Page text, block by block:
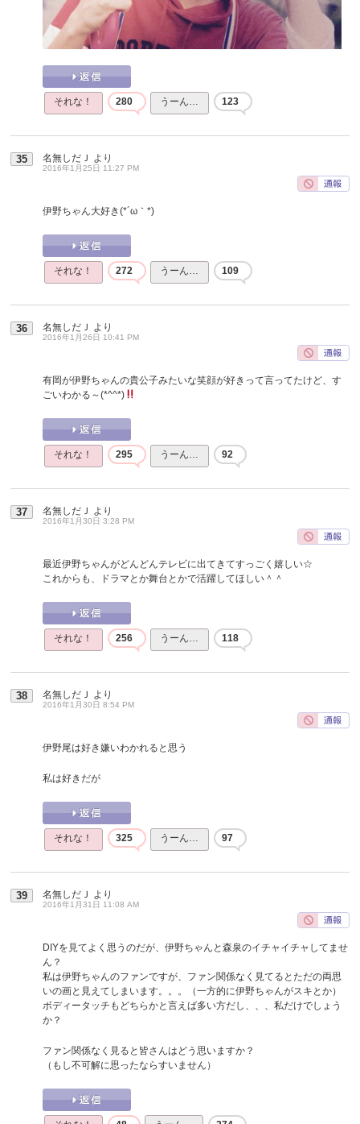
それな！ 280 うーん… 123
35 名無しだＪ より
2016年1月25日 11:27 PM
伊野ちゃん大好き(*´ω｀*)
それな！ 272 うーん… 109
36 名無しだＪ より
2016年1月26日 10:41 PM
有岡が伊野ちゃんの貴公子みたいな笑顔が好きって言ってたけど、す
ごいわかる～(*^^*)
それな！ 295 うーん… 92
37 名無しだＪ より
2016年1月30日 3:28 PM
最近伊野ちゃんがどんどんテレビに出てきてすっごく嬉しい☆
これからも、ドラマとか舞台とかで活躍してほしい＾＾
それな！ 256 うーん… 118
38 名無しだＪ より
2016年1月30日 8:54 PM
伊野尾は好き嫌いわかれると思う
私は好きだが
それな！ 325 うーん… 97
39 名無しだＪ より
2016年1月31日 11:08 AM
DIYを見てよく思うのだが、伊野ちゃんと森泉のイチャイチャしてませ
ん？
私は伊野ちゃんのファンですが、ファン関係なく見てるとただの両思
いの画と見えてしまいます。。。（一方的に伊野ちゃんがスキとか）
ボディータッチもどちらかと言えば多い方だし、、、私だけでしょう
か？
ファン関係なく見ると皆さんはどう思いますか？
（もし不可解に思ったならすいません）